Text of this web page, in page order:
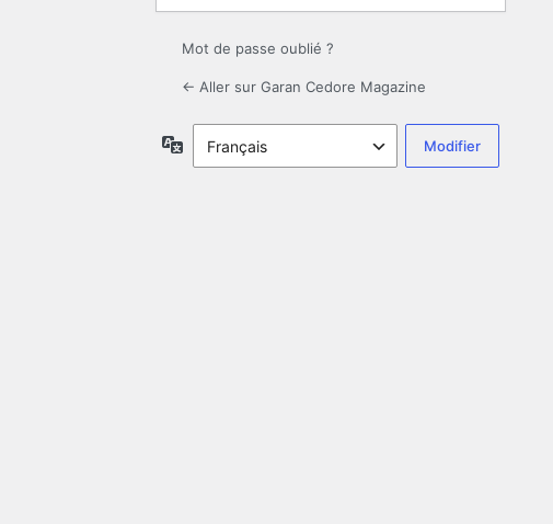
Mot de passe oublié ?
← Aller sur Garan Cedore Magazine
Langue